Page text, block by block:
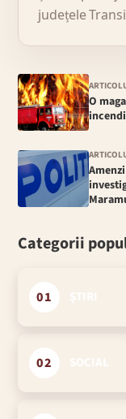
județele
O
Categorii
01
02